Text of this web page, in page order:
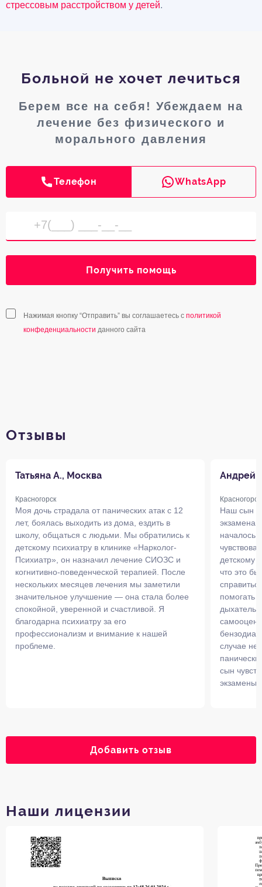
стрессовым расстройством у детей.
Больной не хочет лечиться
Берем все на себя! Убеждаем на
лечение без физического и
морального давления
Телефон WhatsApp
Получить помощь
Нажимая кнопку “Отправить” вы соглашаетесь с политикой
конфеденциальности данного сайта
Отзывы
Татьяна А., Москва
Красногорск
Моя дочь страдала от панических атак с 12
лет, боялась выходить из дома, ездить в
школу, общаться с людьми. Мы обратились к
детскому психиатру в клинике «Нарколог-
Психиатр», он назначил лечение СИОЗС и
когнитивно-поведенческой терапией. После
нескольких месяцев лечения мы заметили
значительное улучшение — она стала более
спокойной, уверенной и счастливой. Я
благодарна психиатру за его
профессионализм и внимание к нашей
проблеме.
Андрей
Красногорск
Наш сын
экзамена
началось
детскому
что это
помогать
случае
сын
экзамены.
Добавить отзыв
Наши лицензии